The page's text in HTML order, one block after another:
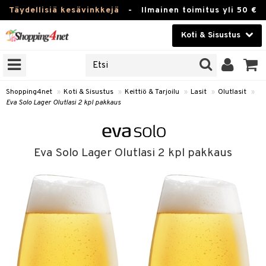
Täydellisiä kesävinkkejä - Ilmainen toimitus yli 50 €
Koti & Sisustus
Kauneudenhoito
Piilolinssit
Fitness
Koti & Sisustus
Lelut, Lapsi & Vauva
Tuotemerkkejä
Kampanjat
Shopping4net » Koti & Sisustus » Keittiö & Tarjoilu » Lasit » Olutlasit »
Eva Solo Lager Olutlasi 2 kpl pakkaus
Eva Solo Lager Olutlasi 2 kpl pakkaus
Karahvit
Tee & Espresso